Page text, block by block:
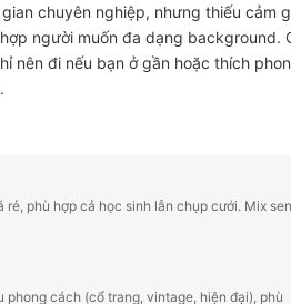
chuyên nghiệp, nhưng thiếu cảm
người muốn đa dạng background.
nên đi nếu bạn ở gần hoặc thích
phù hợp cả học sinh lẫn chụp cưới. Mix sen
cách (cổ trang, vintage, hiện đại), phù